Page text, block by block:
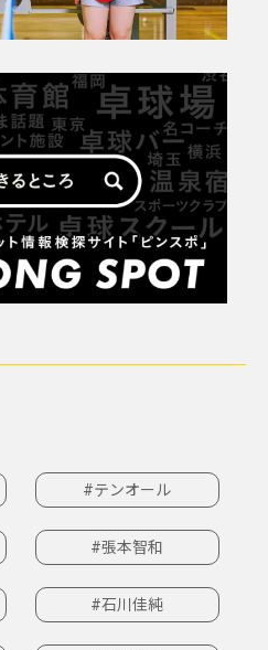
#テンオール
#張本智和
#石川佳純